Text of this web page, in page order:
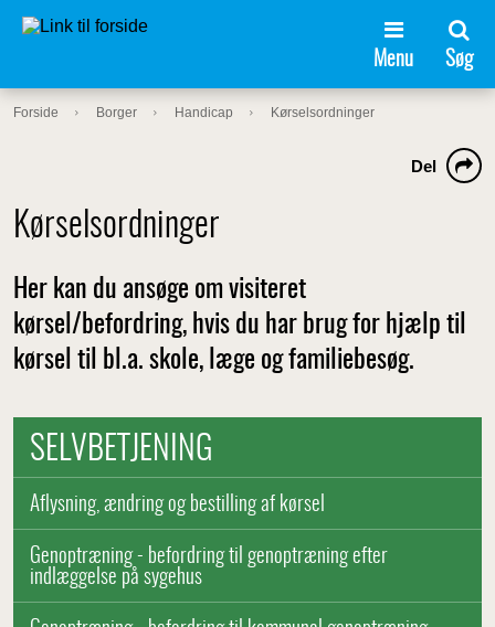
Menu Søg
Forside Borger Handicap Kørselsordninger
Kørselsordninger
Del
Her kan du ansøge om visiteret
kørsel/befordring, hvis du har brug for hjælp til
kørsel til bl.a. skole, læge og familiebesøg.
SELVBETJENING
Aflysning, ændring og bestilling af kørsel
Genoptræning - befordring til genoptræning efter
indlæggelse på sygehus